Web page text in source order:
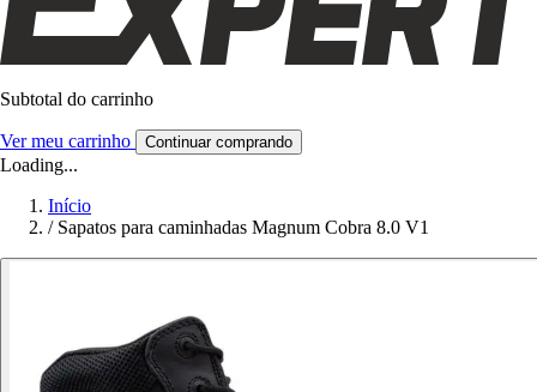
Subtotal do carrinho
Ver meu carrinho Continuar comprando
Loading...
Início
/ Sapatos para caminhadas Magnum Cobra 8.0 V1